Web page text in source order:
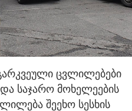
ცვლილებები
საჯარო მოხელეების
შეეხო სესხის